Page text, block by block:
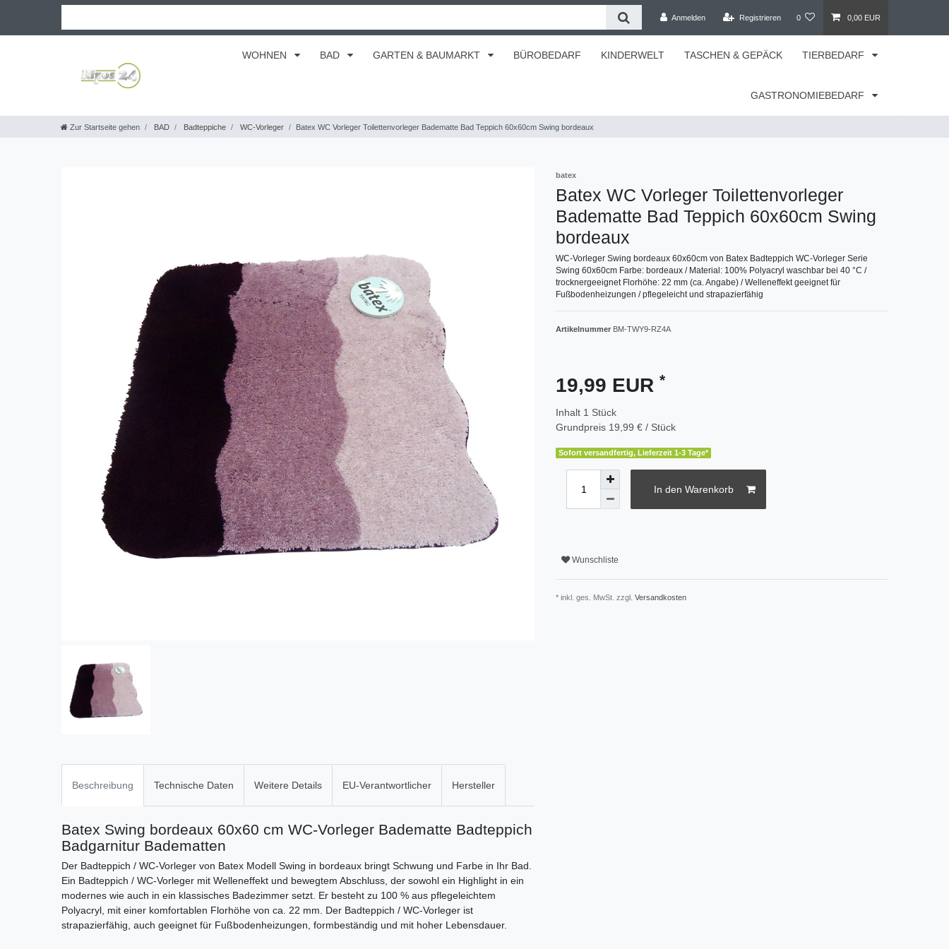
Anmelden Registrieren 0 0,00 EUR
WOHNEN BAD GARTEN & BAUMARKT BÜROBEDARF KINDERWELT TASCHEN & GEPÄCK TIERBEDARF
GASTRONOMIEBEDARF
Zur Startseite gehen BAD Badteppiche WC-Vorleger Batex WC Vorleger Toilettenvorleger Badematte Bad Teppich 60x60cm Swing bordeaux
batex
Batex WC Vorleger Toilettenvorleger
Badematte Bad Teppich 60x60cm Swing
bordeaux
WC-Vorleger Swing bordeaux 60x60cm von Batex Badteppich WC-Vorleger Serie
Swing 60x60cm Farbe: bordeaux / Material: 100% Polyacryl waschbar bei 40 °C /
trocknergeeignet Florhöhe: 22 mm (ca. Angabe) / Welleneffekt geeignet für
Fußbodenheizungen / pflegeleicht und strapazierfähig
Artikelnummer BM-TWY9-RZ4A
19,99 EUR *
Inhalt 1 Stück
Grundpreis 19,99 € / Stück
Sofort versandfertig, Lieferzeit 1-3 Tage*
In den Warenkorb
Wunschliste
* inkl. ges. MwSt. zzgl. Versandkosten
Beschreibung Technische Daten Weitere Details EU-Verantwortlicher Hersteller
Batex Swing bordeaux 60x60 cm WC-Vorleger Badematte Badteppich
Badgarnitur Badematten
Der Badteppich / WC-Vorleger von Batex Modell Swing in bordeaux bringt Schwung und Farbe in Ihr Bad.
Ein Badteppich / WC-Vorleger mit Welleneffekt und bewegtem Abschluss, der sowohl ein Highlight in ein
modernes wie auch in ein klassisches Badezimmer setzt. Er besteht zu 100 % aus pflegeleichtem
Polyacryl, mit einer komfortablen Florhöhe von ca. 22 mm. Der Badteppich / WC-Vorleger ist
strapazierfähig, auch geeignet für Fußbodenheizungen, formbeständig und mit hoher Lebensdauer.